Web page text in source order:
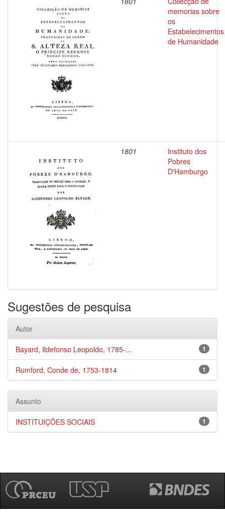
memorias sobre
os
Estabelecimentos
de Humanidade
1801
Instituto dos
Pobres
D'Hamburgo
Sugestões de pesquisa
Autor
1
Bayard, Ildefonso Leopoldo, 1785-...
1
Rumford, Conde de, 1753-1814
Assunto
1
INSTITUIÇÕES SOCIAIS